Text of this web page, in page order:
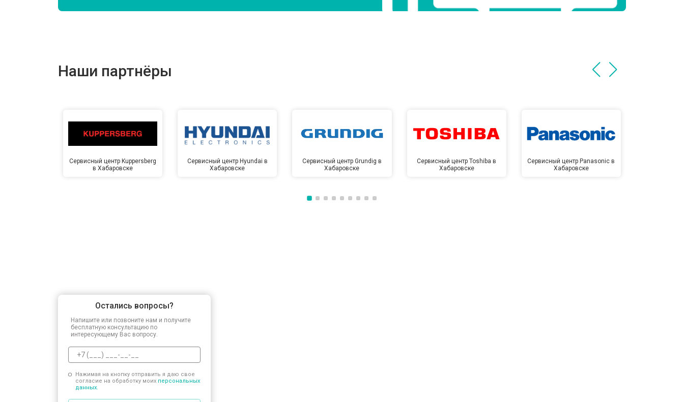
Наши партнёры
Сервисный центр Kuppersberg
в Хабаровске
Сервисный центр Hyundai в
Хабаровске
Сервисный центр Grundig в
Хабаровске
Сервисный центр Toshiba в
Хабаровске
Сервисный центр Panasonic в
Хабаровске
Остались вопросы?
Напишите или позвоните нам и получите
бесплатную консультацию по
интересующему Вас вопросу.
Нажимая на кнопку отправить я даю свое
согласие на обработку моих персональных
данных.